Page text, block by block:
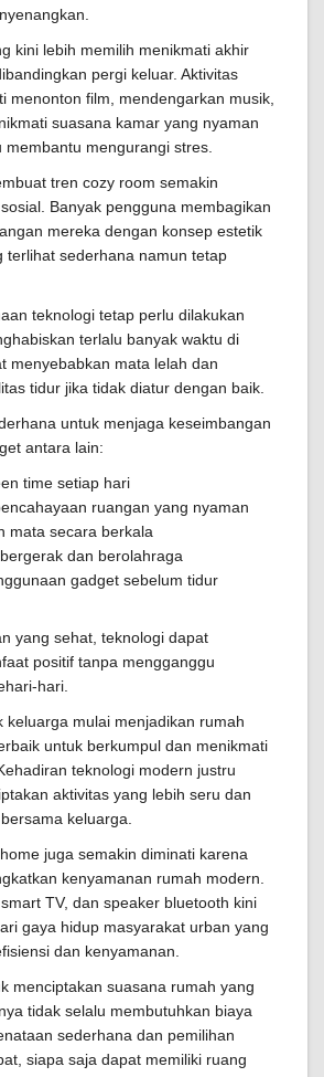
kini lebih memilih menikmati akhir
pergi keluar. Aktivitas
menonton film, mendengarkan musik,
suasana kamar yang nyaman
mengurangi stres.
tren cozy room semakin
Banyak pengguna membagikan
mereka dengan konsep estetik
terlihat sederhana namun tetap
teknologi tetap perlu dilakukan
terlalu banyak waktu di
menyebabkan mata lelah dan
tidur jika tidak diatur dengan baik.
untuk menjaga keseimbangan
antara lain:
time setiap hari
ruangan yang nyaman
mata secara berkala
dan berolahraga
gadget sebelum tidur
yang sehat, teknologi dapat
positif tanpa mengganggu
hari.
keluarga mulai menjadikan rumah
untuk berkumpul dan menikmati
teknologi modern justru
aktivitas yang lebih seru dan
keluarga.
juga semakin diminati karena
kenyamanan rumah modern.
TV, dan speaker bluetooth kini
gaya hidup masyarakat urban yang
dan kenyamanan.
menciptakan suasana rumah yang
tidak selalu membutuhkan biaya
sederhana dan pemilihan
siapa saja dapat memiliki ruang